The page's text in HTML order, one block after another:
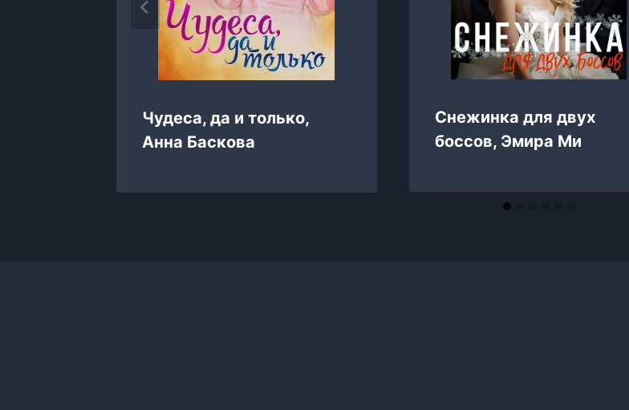
Чудеса, да и только,
Анна Баскова
Снежинка для двух
боссов, Эмира Ми